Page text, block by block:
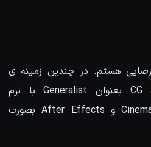
هستم. در چندین زمینه ی
مختلف دنیای CG بعنوان Generalist با نرم
افزارهای Cinema 4D و After Effects بصورت